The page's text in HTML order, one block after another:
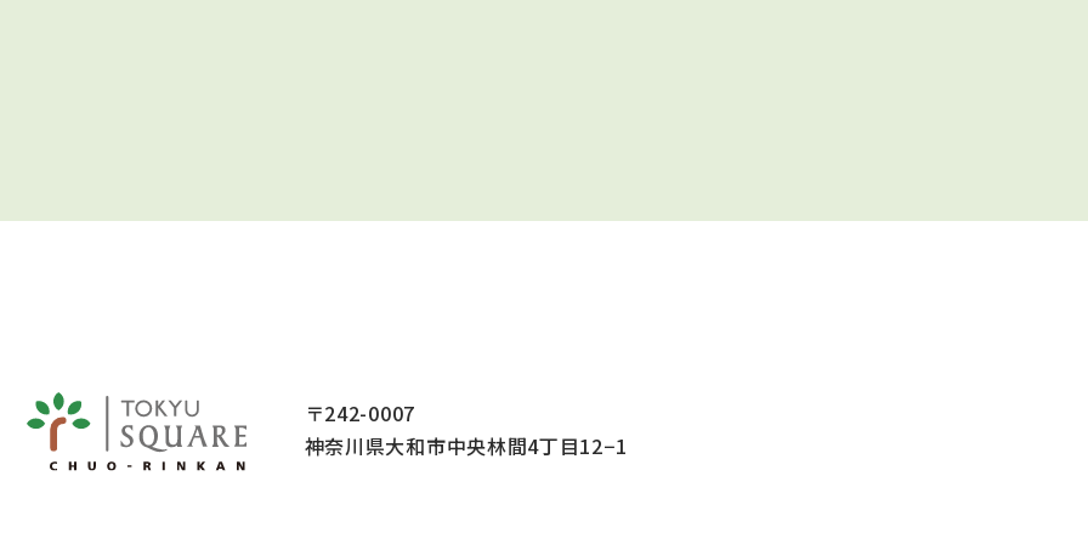
〒242-0007
神奈川県大和市中央林間4丁目12−1